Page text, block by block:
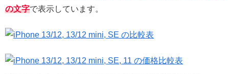
の文字で表示しています。